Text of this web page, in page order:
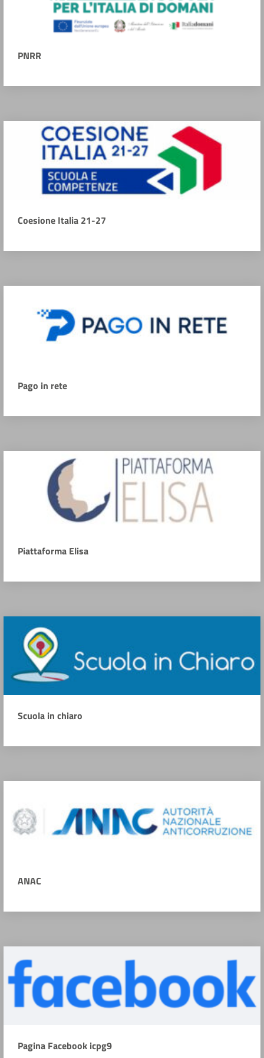
PNRR
Coesione Italia 21-27
Pago in rete
Piattaforma Elisa
Scuola in chiaro
ANAC
Pagina Facebook icpg9